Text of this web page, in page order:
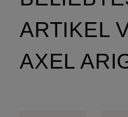
ARTIKEL
AXEL